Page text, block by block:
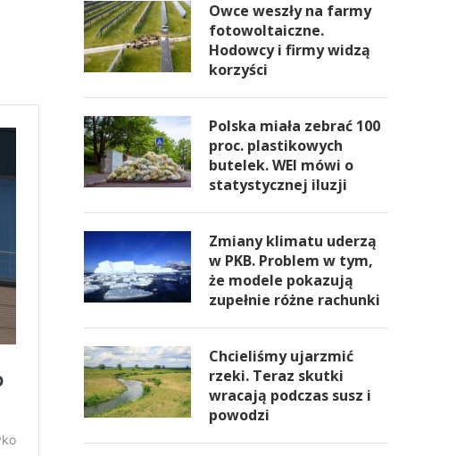
Owce weszły na farmy
fotowoltaiczne.
Hodowcy i firmy widzą
korzyści
Polska miała zebrać 100
proc. plastikowych
butelek. WEI mówi o
statystycznej iluzji
Zmiany klimatu uderzą
w PKB. Problem w tym,
że modele pokazują
zupełnie różne rachunki
Chcieliśmy ujarzmić
rzeki. Teraz skutki
wracają podczas susz i
powodzi